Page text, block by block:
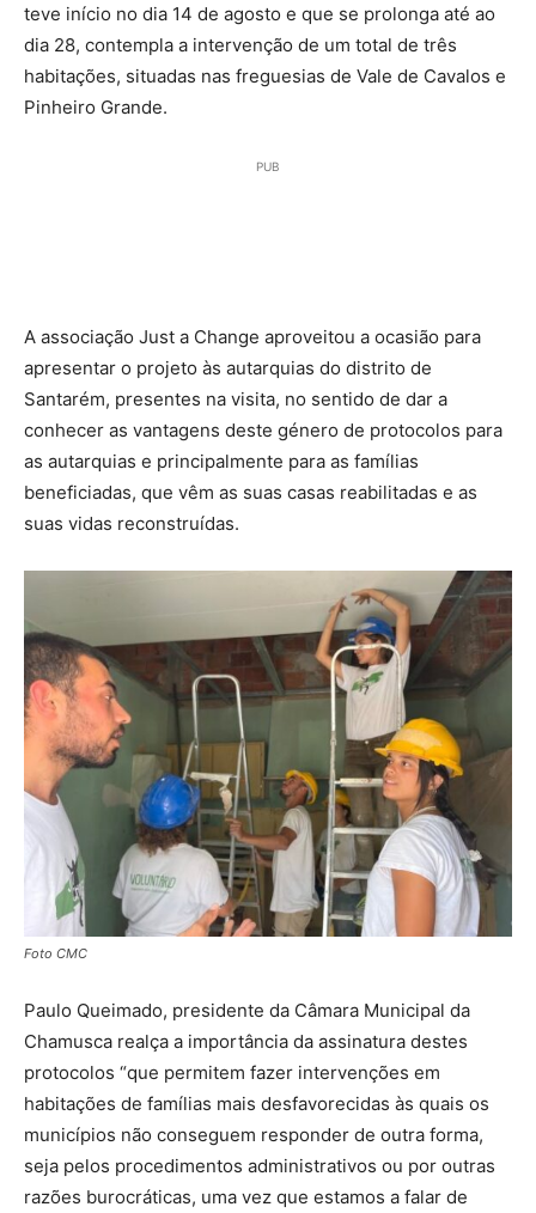
teve início no dia 14 de agosto e que se prolonga até ao
dia 28, contempla a intervenção de um total de três
habitações, situadas nas freguesias de Vale de Cavalos e
Pinheiro Grande.
PUB
A associação Just a Change aproveitou a ocasião para
apresentar o projeto às autarquias do distrito de
Santarém, presentes na visita, no sentido de dar a
conhecer as vantagens deste género de protocolos para
as autarquias e principalmente para as famílias
beneficiadas, que vêm as suas casas reabilitadas e as
suas vidas reconstruídas.
Foto CMC
Paulo Queimado, presidente da Câmara Municipal da
Chamusca realça a importância da assinatura destes
protocolos “que permitem fazer intervenções em
habitações de famílias mais desfavorecidas às quais os
municípios não conseguem responder de outra forma,
seja pelos procedimentos administrativos ou por outras
razões burocráticas, uma vez que estamos a falar de